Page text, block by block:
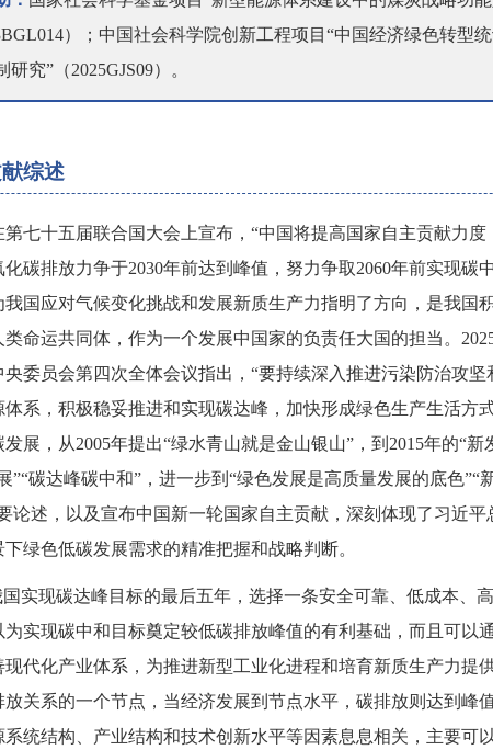
）；中国社会科学院创新工程项目“中国经济绿色转型统
究”（2025GJS09）。
综述
七十五届联合国大会上宣布， “中国将提高国家自主贡献力度
碳排放力争于2030年前达到峰值，努力争取2060年前实现碳
国应对气候变化挑战和发展新质生产力指明了方向，是我国
命运共同体，作为一个发展中国家的负责任大国的担当。2025
委员会第四次全体会议指出，“要持续深入推进污染防治攻坚
系，积极稳妥推进和实现碳达峰，加快形成绿色生产生活方
展，从2005年提出“绿水青山就是金山银山”，到2015年的“新
”“碳达峰碳中和”，进一步到“绿色发展是高质量发展的底色”“
论述，以及宣布中国新一轮国家自主贡献，深刻体现了习近平
绿色低碳发展需求的精准把握和战略判断。
国实现碳达峰目标的最后五年，选择一条安全可靠、低成本、
实现碳中和目标奠定较低碳排放峰值的有利基础，而且可以
代化产业体系，为推进新型工业化进程和培育新质生产力提
关系的一个节点，当经济发展到节点水平，碳排放则达到峰
统结构、产业结构和技术创新水平等因素息息相关，主要可